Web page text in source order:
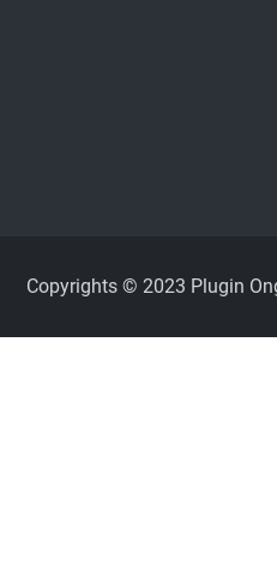
Copyrights © 2023 Plugin